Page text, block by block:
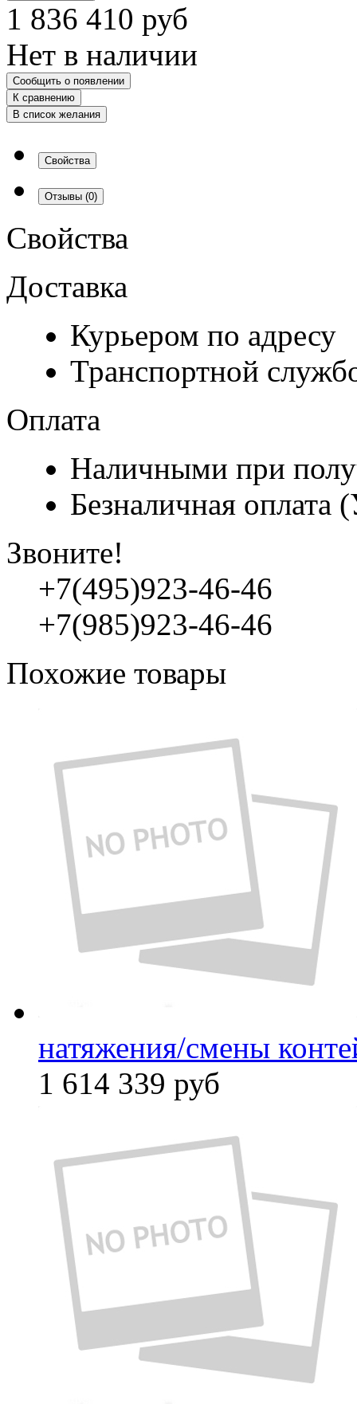
1 836 410 руб
Нет в наличии
Сообщить о появлении
К сравнению
В список желания
Свойства
Отзывы (0)
Свойства
Доставка
Курьером по адресу
Транспортной
Оплата
Наличными при
Безналичная
Звоните!
+7(495)923-46-46
+7(985)923-46-46
Похожие товары
натяжения/смены
1 614 339 руб